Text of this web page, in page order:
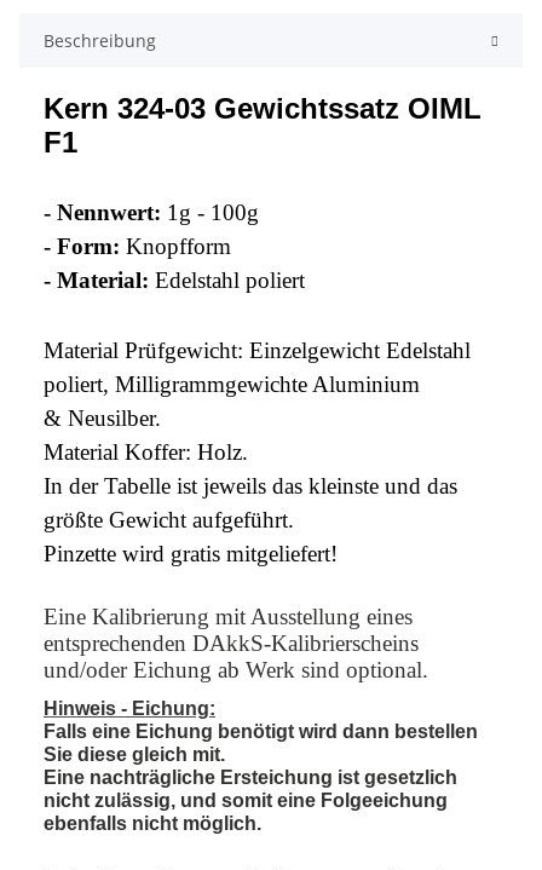
Beschreibung
Kern 324-03 Gewichtssatz OIML
F1
- Nennwert: 1g - 100g
- Form: Knopfform
- Material: Edelstahl poliert
Material Prüfgewicht: Einzelgewicht Edelstahl
poliert, Milligrammgewichte Aluminium
& Neusilber.
Material Koffer: Holz.
In der Tabelle ist jeweils das kleinste und das
größte Gewicht aufgeführt.
Pinzette wird gratis mitgeliefert!
Eine Kalibrierung mit Ausstellung eines
entsprechenden DAkkS-Kalibrierscheins
und/oder Eichung ab Werk sind optional.
Hinweis - Eichung:
Falls eine Eichung benötigt wird dann bestellen
Sie diese gleich mit.
Eine nachträgliche Ersteichung ist gesetzlich
nicht zulässig, und somit eine Folgeeichung
ebenfalls nicht möglich.